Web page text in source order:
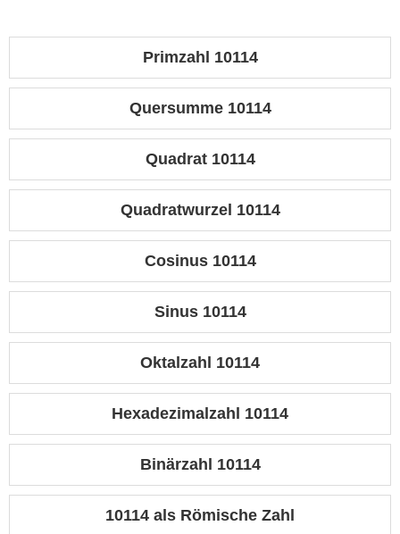
Primzahl 10114
Quersumme 10114
Quadrat 10114
Quadratwurzel 10114
Cosinus 10114
Sinus 10114
Oktalzahl 10114
Hexadezimalzahl 10114
Binärzahl 10114
10114 als Römische Zahl